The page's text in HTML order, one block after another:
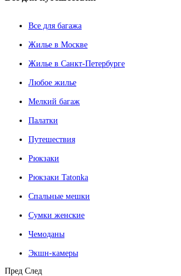
Все для багажа
Жилье в Москве
Жилье в Санкт-Петербурге
Любое жилье
Мелкий багаж
Палатки
Путешествия
Рюкзаки
Рюкзаки Tatonka
Спальные мешки
Сумки женские
Чемоданы
Экшн-камеры
Пред След